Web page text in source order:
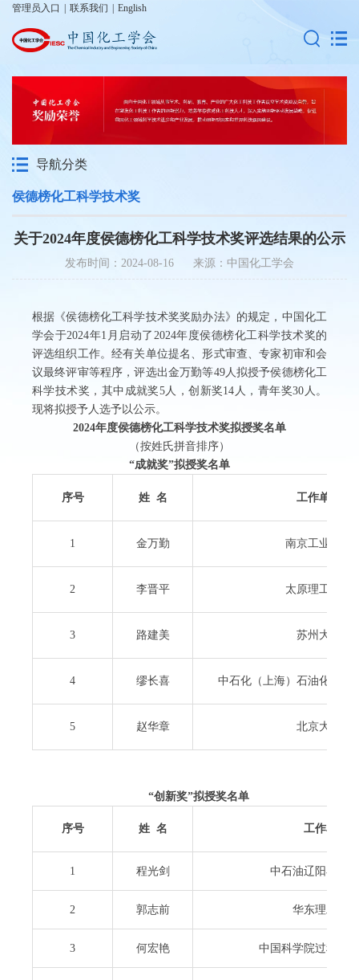
管理员入口 联系我们 English
导航分类
侯德榜化工科学技术奖
关于2024年度侯德榜化工科学技术奖评选结果的公示
发布时间：2024-08-16 来源：中国化工学会
根据《侯德榜化工科学技术奖奖励办法》的规定，中国化工
学会于2024年1月启动了2024年度侯德榜化工科学技术奖的
评选组织工作。经有关单位提名、形式审查、专家初审和会
议最终评审等程序，评选出金万勤等49人拟授予侯德榜化工
科学技术奖，其中成就奖5人，创新奖14人，青年奖30人。
现将拟授予人选予以公示。
2024年度侯德榜化工科学技术奖拟授奖名单
（按姓氏拼音排序）
“成就奖”拟授奖名单
序号 姓 名 工作单位
1 金万勤 南京工业大学
2 李晋平 太原理工大学
3 路建美 苏州大学
4 缪长喜 中石化（上海）石油化工研
5 赵华章 北京大学
“创新奖”拟授奖名单
序号 姓 名 工作单位
1 程光剑 中石油辽阳石化
2 郭志前 华东理工大学
3 何宏艳 中国科学院过程工